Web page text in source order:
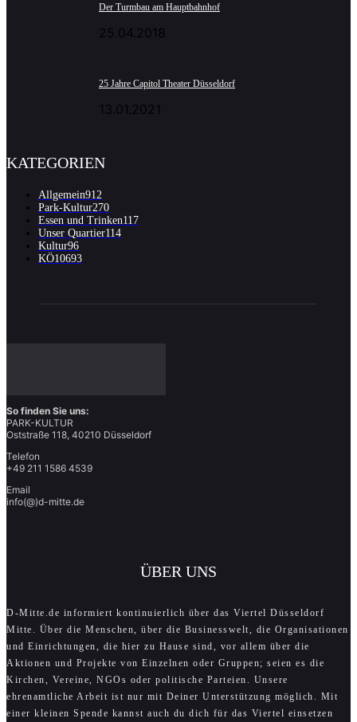
Der Turmbau am Hauptbahnhof
25.04.2018
25 Jahre Capitol Theater Düsseldorf
13.01.2021
KATEGORIEN
Allgemein912
Park-Kultur270
Essen und Trinken117
Unser Quartier114
Kultur96
KÖ10693
So finden Sie uns:
PARK-KULTUR
Oststraße 118, 40210 Düsseldorf
Telefon
+49 211 1586 4539
Email
info(@)d-mitte.de
ÜBER UNS
D-Mitte.de informiert kontinuierlich über das Viertel Düsseldorf
Mitte. Über die Menschen, über die Businesswelt, die Organisationen
und Einrichtungen, die hier zu Hause sind, vor allem über die
Aktionen und Projekte von Einzelnen oder Gruppen; seien es die
Kirchen, Vereine, NGOs oder politische Parteien. Unsere
ehrenamtliche Arbeit ist nur mit Deiner Unterstützung möglich. Mit
einer kleinen Spende kannst auch du dich für das Viertel einsetzen